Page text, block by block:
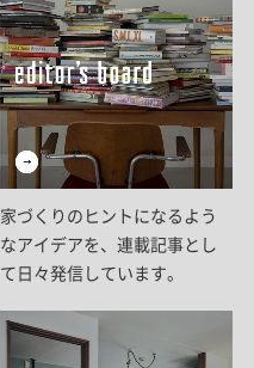
家づくりのヒントになるよう
なアイデアを、連載記事とし
て日々発信しています。